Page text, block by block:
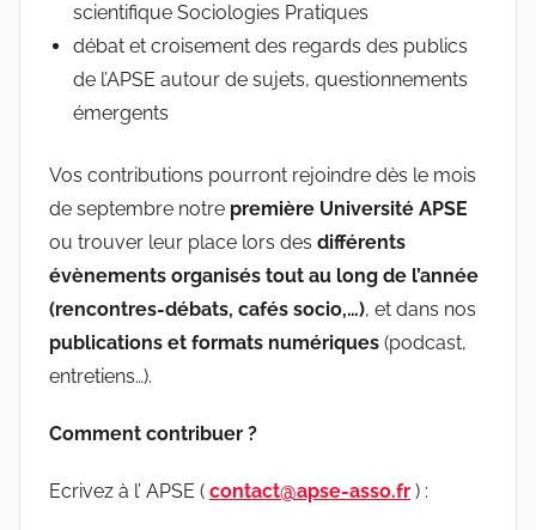
scientifique Sociologies Pratiques
débat et croisement des regards des publics
de l’APSE autour de sujets, questionnements
émergents
Vos contributions pourront rejoindre dès le mois
de septembre notre première Université APSE
ou trouver leur place lors des différents
évènements organisés tout au long de l’année
(rencontres-débats, cafés socio,…), et dans nos
publications et formats numériques (podcast,
entretiens…).
Comment contribuer ?
Ecrivez à l’ APSE ( contact@apse-asso.fr ) :